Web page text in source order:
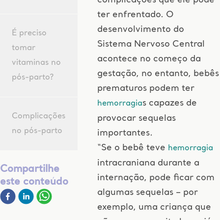
É preciso
tomar
vitaminas no
pós-parto?
Complicações
no pós-parto
Compartilhe
este conteúdo
ter enfrentado. O
desenvolvimento do
Sistema Nervoso Central
acontece no começo da
gestação, no entanto, bebês
prematuros podem ter
hemorragias capazes de
provocar sequelas
importantes.
“Se o bebê teve hemorragia
intracraniana durante a
internação, pode ficar com
algumas sequelas – por
exemplo, uma criança que